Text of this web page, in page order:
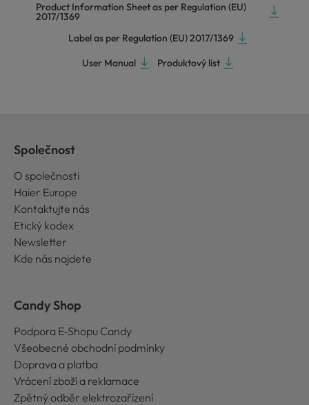
Product Information Sheet as per Regulation (EU)
2017/1369
Label as per Regulation (EU) 2017/1369
User Manual
Produktový list
Společnost
O společnosti
Haier Europe
Kontaktujte nás
Etický kodex
Newsletter
Kde nás najdete
Candy Shop
Podpora E-Shopu Candy
Všeobecné obchodní podmínky
Doprava a platba
Vrácení zboží a reklamace
Zpětný odběr elektrozařízení